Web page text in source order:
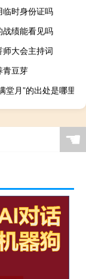
临时身份证吗
战绩能看见吗
大会主持词
青豆芽
堂月”的出处是哪里
☚